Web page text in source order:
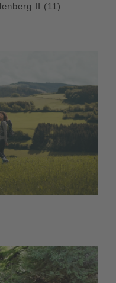
II (11)